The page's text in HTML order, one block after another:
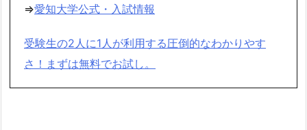
⇒愛知大学公式・入試情報
受験生の2人に1人が利用する圧倒的なわかりやす
さ！まずは無料でお試し。